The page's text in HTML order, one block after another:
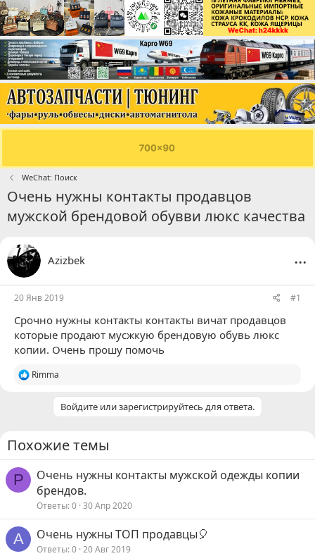
WeChat: Поиск
Очень нужны контакты продавцов
мужской брендовой обувви люкс качества
Azizbek ...
20 Янв 2019 #1
Срочно нужны контакты контакты вичат продавцов
которые продают мусжкую брендовую обувь люкс
копии. Очень прошу помочь
Р
и
:
Rimma
Войдите или зарегистрируйтесь для ответа.
Похожие темы
P
Очень нужны контакты мужской одежды копии
брендов.
Ответы 0 30 Апр 2020
A Очень нужны ТОП продавцы🎈
Ответы 0 20 Авг 2019